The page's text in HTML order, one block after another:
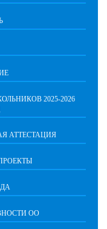
2025-2026
АТТЕСТАЦИЯ
ОО